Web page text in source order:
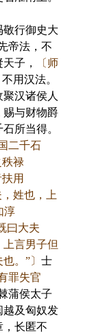
行御史大
帝法，不
子，
〔师
用汉法。
汉诸侯人
赐与财物爵
所当得。
二千石
禄
用
，姓也，上
淳
曰大夫
言男子但
。”〕 士
罪失官
蒲侯太子
越及匈奴发
，长匿不